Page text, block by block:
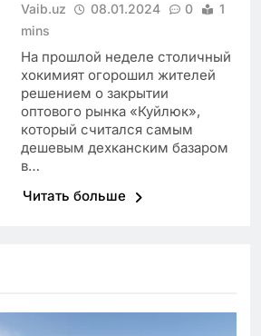
Vaib.uz 08.01.2024 0
1
mins
На прошлой неделе столичный
хокимият огорошил жителей
решением о закрытии
оптового рынка «Куйлюк»,
который считался самым
дешевым дехканским базаром
в…
Читать больше